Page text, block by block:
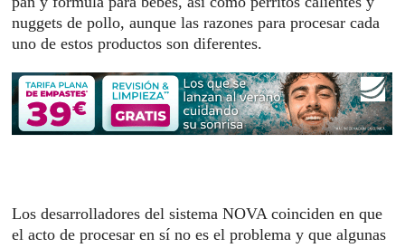
nuggets de pollo, aunque las razones para procesar cada
uno de estos productos son diferentes.
Los desarrolladores del sistema NOVA coinciden en que
el acto de procesar en sí no es el problema y que algunas